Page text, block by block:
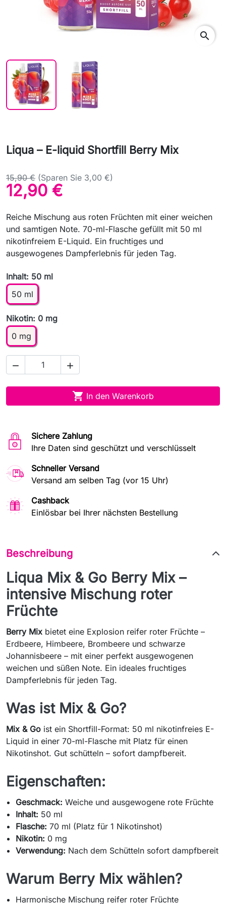
search
Liqua – E-liquid Shortfill Berry Mix
15,90 € (Sparen Sie 3,00 €)
12,90 €
Reiche Mischung aus roten Früchten mit einer weichen
und samtigen Note. 70-ml-Flasche gefüllt mit 50 ml
nikotinfreiem E-Liquid. Ein fruchtiges und
ausgewogenes Dampferlebnis für jeden Tag.
Inhalt: 50 ml
50 ml
Nikotin: 0 mg
0 mg
 
 In den Warenkorb
Sichere Zahlung
Ihre Daten sind geschützt und verschlüsselt
Schneller Versand
Versand am selben Tag (vor 15 Uhr)
Cashback
Einlösbar bei Ihrer nächsten Bestellung
Beschreibung
Liqua Mix & Go Berry Mix –
intensive Mischung roter
Früchte
Berry Mix bietet eine Explosion reifer roter Früchte –
Erdbeere, Himbeere, Brombeere und schwarze
Johannisbeere – mit einer perfekt ausgewogenen
weichen und süßen Note. Ein ideales fruchtiges
Dampferlebnis für jeden Tag.
Was ist Mix & Go?
Mix & Go ist ein Shortfill-Format: 50 ml nikotinfreies E-
Liquid in einer 70-ml-Flasche mit Platz für einen
Nikotinshot. Gut schütteln – sofort dampfbereit.
Eigenschaften:
Geschmack: Weiche und ausgewogene rote Früchte
Inhalt: 50 ml
Flasche: 70 ml (Platz für 1 Nikotinshot)
Nikotin: 0 mg
Verwendung: Nach dem Schütteln sofort dampfbereit
Warum Berry Mix wählen?
Harmonische Mischung reifer roter Früchte